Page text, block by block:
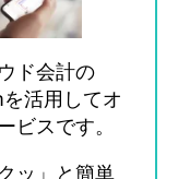
ド会計の
活用してオ
ビスです。
ッ」と簡単